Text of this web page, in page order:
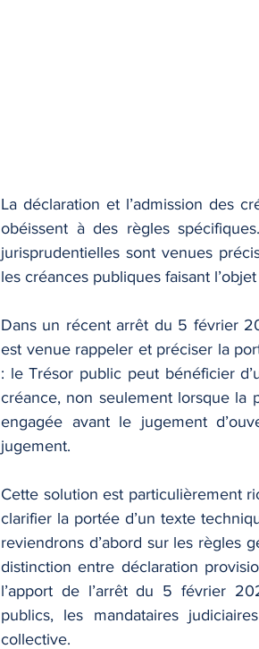
La déclaration et l’admission des
obéissent à des règles
jurisprudentielles sont venues
les créances publiques faisant
Dans un récent arrêt du 5 février
est venue rappeler et préciser la
: le Trésor public peut bénéficier
créance, non seulement lorsque la
engagée avant le jugement
jugement.
Cette solution est particulièrement
clarifier la portée d’un texte
reviendrons d’abord sur les règles
distinction entre déclaration
l’apport de l’arrêt du 5 février
publics, les mandataires
collective.